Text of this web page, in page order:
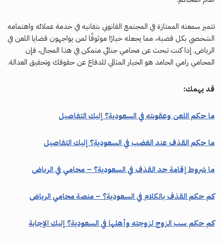
تتميز سمعته الممتازة في المجتمع القانوني بتفانيه في خدمة عملائه واهتمامه
الشخصي بكل قضية، مما يجعله خيارًا موثوقًا لمن يواجهون قضايا اللعن في
الرياض. إذا كنت تبحث عن محامي جنائي متمكن في هذا المجال، فإن
المحامي رامي الحامد هو الخيار المثالي للدفاع عن حقوقك وتحقيق العدالة.
قد يهمك:
ما حكم اللعن وعقوبته في السعودية؟ إليك التفاصيل
ما حكم القذف عند الغضب في السعودية؟ إليك التفاصيل
ما شروط إقامة حد القذف في السعودية؟ – محامي في الرياض
كم حكم القذف بالكلام في السعودية؟ – منصة محامي الرياض
كم حكم سب الزوج لزوجته وأهلها في السعودية؟ إليك الإجابة